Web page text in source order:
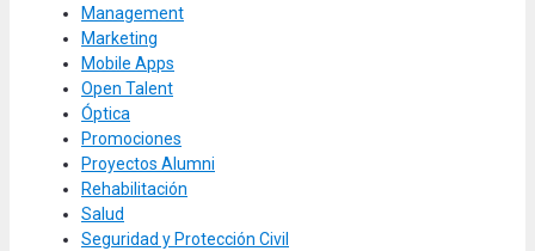
Management
Marketing
Mobile Apps
Open Talent
Óptica
Promociones
Proyectos Alumni
Rehabilitación
Salud
Seguridad y Protección Civil